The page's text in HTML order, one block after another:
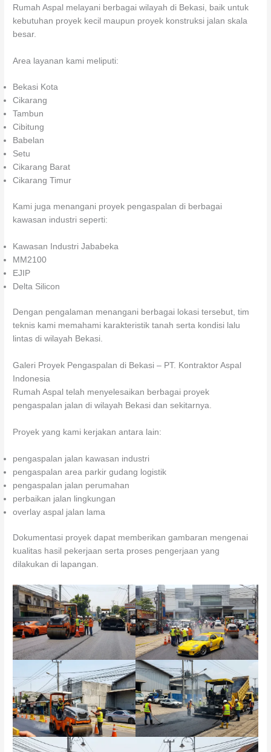
Rumah Aspal melayani berbagai wilayah di Bekasi, baik untuk
kebutuhan proyek kecil maupun proyek konstruksi jalan skala
besar.
Area layanan kami meliputi:
Bekasi Kota
Cikarang
Tambun
Cibitung
Babelan
Setu
Cikarang Barat
Cikarang Timur
Kami juga menangani proyek pengaspalan di berbagai
kawasan industri seperti:
Kawasan Industri Jababeka
MM2100
EJIP
Delta Silicon
Dengan pengalaman menangani berbagai lokasi tersebut, tim
teknis kami memahami karakteristik tanah serta kondisi lalu
lintas di wilayah Bekasi.
Galeri Proyek Pengaspalan di Bekasi – PT. Kontraktor Aspal
Indonesia
Rumah Aspal telah menyelesaikan berbagai proyek
pengaspalan jalan di wilayah Bekasi dan sekitarnya.
Proyek yang kami kerjakan antara lain:
pengaspalan jalan kawasan industri
pengaspalan area parkir gudang logistik
pengaspalan jalan perumahan
perbaikan jalan lingkungan
overlay aspal jalan lama
Dokumentasi proyek dapat memberikan gambaran mengenai
kualitas hasil pekerjaan serta proses pengerjaan yang
dilakukan di lapangan.